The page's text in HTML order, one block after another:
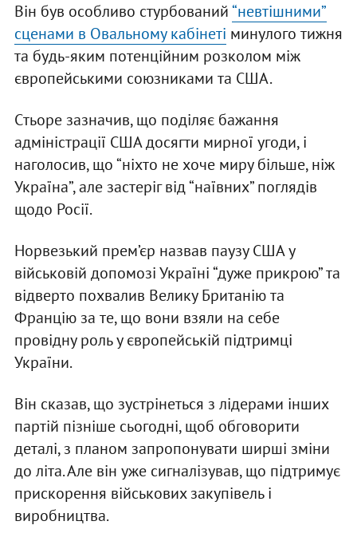
Він був особливо стурбований“невтішними”
сценами в Овальному кабінеті минулого тижня
та будь-яким потенційним розколом між
європейськими союзниками та США.
Cтьоре зазначив, що поділяє бажання
адміністрації США досягти мирної угоди, і
наголосив, що “ніхто не хоче миру більше, ніж
Україна”, але застеріг від “наївних” поглядів
щодо Росії.
Норвезький прем’єр назвав паузу США у
військовій допомозі Україні “дуже прикрою” та
відверто похвалив Велику Британію та
Францію за те, що вони взяли на себе
провідну роль у європейській підтримці
України.
Він сказав, що зустрінеться з лідерами інших
партій пізніше сьогодні, щоб обговорити
деталі, з планом запропонувати ширші зміни
до літа. Але він уже сигналізував, що підтримує
прискорення військових закупівель і
виробництва.